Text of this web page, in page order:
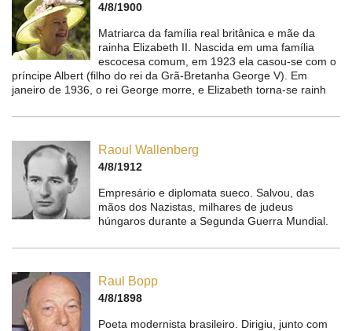
4/8/1900
Matriarca da família real britânica e mãe da
rainha Elizabeth II. Nascida em uma família
escocesa comum, em 1923 ela casou-se com o
príncipe Albert (filho do rei da Grã-Bretanha George V). Em
janeiro de 1936, o rei George morre, e Elizabeth torna-se rainh
Raoul Wallenberg
4/8/1912
Empresário e diplomata sueco. Salvou, das
mãos dos Nazistas, milhares de judeus
húngaros durante a Segunda Guerra Mundial.
Raul Bopp
4/8/1898
Poeta modernista brasileiro. Dirigiu, junto com